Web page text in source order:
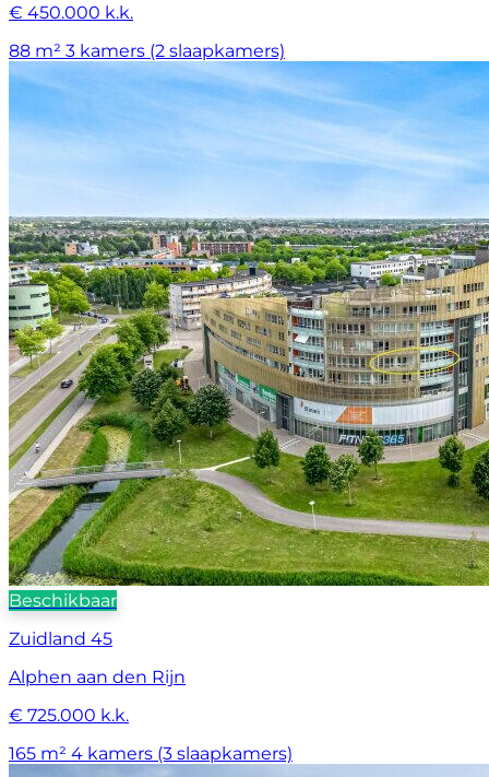
€ 450.000 k.k.
88 m² 3 kamers (2 slaapkamers)
Beschikbaar
Zuidland 45
Alphen aan den Rijn
€ 725.000 k.k.
165 m² 4 kamers (3 slaapkamers)